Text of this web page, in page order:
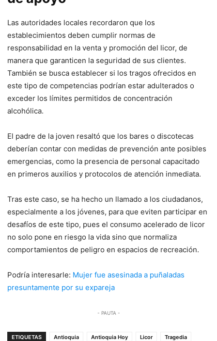
Las autoridades locales recordaron que los
establecimientos deben cumplir normas de
responsabilidad en la venta y promoción del licor, de
manera que garanticen la seguridad de sus clientes.
También se busca establecer si los tragos ofrecidos en
este tipo de competencias podrían estar adulterados o
exceder los límites permitidos de concentración
alcohólica.
El padre de la joven resaltó que los bares o discotecas
deberían contar con medidas de prevención ante posibles
emergencias, como la presencia de personal capacitado
en primeros auxilios y protocolos de atención inmediata.
Tras este caso, se ha hecho un llamado a los ciudadanos,
especialmente a los jóvenes, para que eviten participar en
desafíos de este tipo, pues el consumo acelerado de licor
no solo pone en riesgo la vida sino que normaliza
comportamientos de peligro en espacios de recreación.
Podría interesarle: Mujer fue asesinada a puñaladas
presuntamente por su expareja
- PAUTA -
ETIQUETAS Antioquia Antioquia Hoy Licor Tragedia